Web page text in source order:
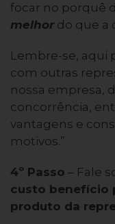
focar no porquê
melhordo que a
Lembre-se, aqui
com outras
nossa empresa,
concorrência,
vantagens e
motivos.”
4º Passo – Fale
custo benefício
produto da